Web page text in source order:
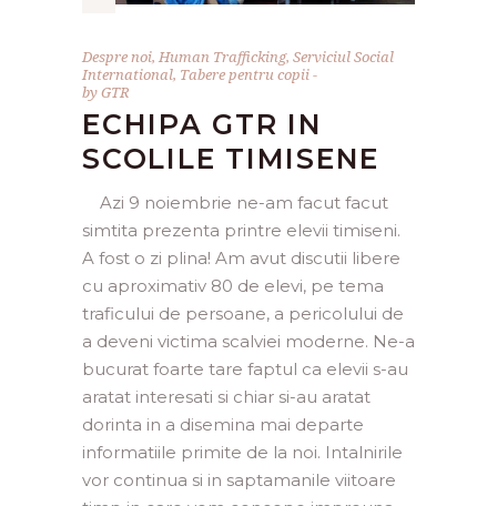
Despre noi, Human Trafficking, Serviciul Social
International, Tabere pentru copii
byGTR
ECHIPA GTR IN
SCOLILE TIMISENE
Azi 9 noiembrie ne-am facut facut
simtita prezenta printre elevii timiseni.
A fost o zi plina! Am avut discutii libere
cu aproximativ 80 de elevi, pe tema
traficului de persoane, a pericolului de
a deveni victima scalviei moderne. Ne-a
bucurat foarte tare faptul ca elevii s-au
aratat interesati si chiar si-au aratat
dorinta in a disemina mai departe
informatiile primite de la noi. Intalnirile
vor continua si in saptamanile viitoare